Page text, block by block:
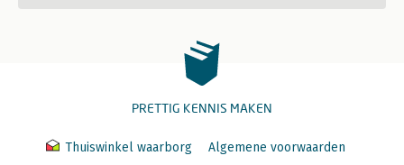
PRETTIG KENNIS MAKEN
Thuiswinkel waarborg Algemene voorwaarden